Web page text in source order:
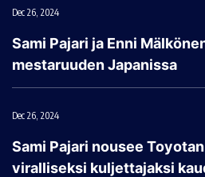
Dec 26, 2024
Sami Pajari ja Enni
mestaruuden Japanissa
Dec 26, 2024
Sami Pajari nousee
viralliseksi kuljettajaksi